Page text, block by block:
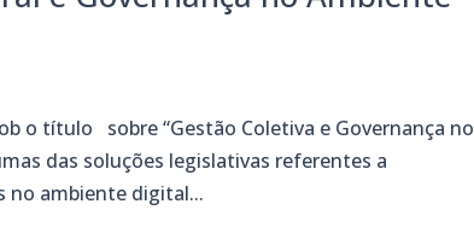
o título sobre “Gestão Coletiva e Governança no
das soluções legislativas referentes a
no ambiente digital...